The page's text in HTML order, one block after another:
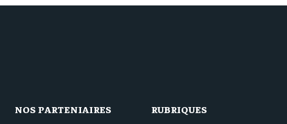
NOS PARTENIAIRES RUBRIQUES